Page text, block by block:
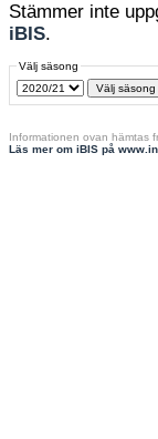
Stämmer inte
iBIS.
Välj säsong
Informationen ovan hämtas
Läs mer om iBIS på